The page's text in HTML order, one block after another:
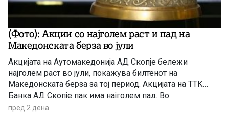
(Фото): Акции со најголем раст и пад на
Македонската берза во јули
Акцијата на Аутомакедонија АД Скопје бележи
најголем раст во јули, покажува билтенот на
Македонската берза за тој период. Акцијата на ТТК
Банка АД Скопје пак има најголем пад. Во
продолжение целосно и другите акции со најголем
пред 2 дена